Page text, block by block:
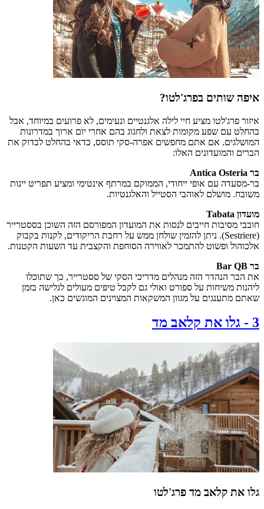
איפה שותים בפרג'לטו?
איזור פרג'לטו מציע חיי לילה אלגנטיים ונעימים, לא פרועים במיוחד, אבל
בהחלט עם שפע מקומות לצאת ולחגוג בהם אחרי יום ארוך במדרונות
המושלגים. אם אתם מחפשים אפרה-סקי תוסס, כדאי בהחלט לבדוק את
הברים והמועדונים האלו:
בר Antica Osteria
בר-מסעדה עם אופי ייחודי, הממוקם במרתף אינטימי ומציע תפריט יינות
משובח. מושלם לאוהבי הסטייל והאלגנטיות.
מועדון Tabata
חובבי מסיבות חייבים לנסות את המועדון המפורסם הזה השוכן בססטרייר
(Sestriere). ניתן להזמין שולחן ממש על רחבת הריקודים, לקנות בקבוק
אלכוהול ופשוט להתמכר לאווירה הסוחפת והקצבית עד השעות הקטנות.
בר Bar QB
את הבר הנהדר הזה מנהלים מדריכי הסקי של ססטרייר, כך שתוכלו
ליהנות משיחות על ספורט ואולי גם לקבל טיפים מעולים לגלישה בזמן
שאתם מתענגים על מגוון המשקאות המצוינים המוגשים כאן.
3
- גלו את קלאב מד
גלו את קלאב מד פרג'לטו